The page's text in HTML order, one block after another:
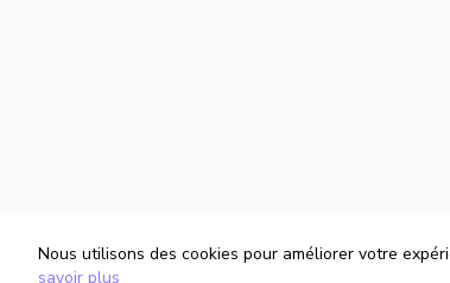
Nous utilisons des cookies pour améliorer votre
savoir plus